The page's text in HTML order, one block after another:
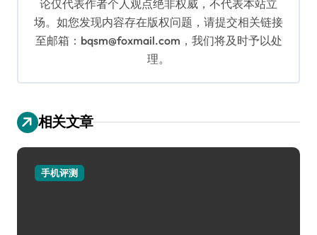
论仅代表作者个人观点绝非权威，不代表本站立
场。如您发现内容存在版权问题，请提交相关链接
至邮箱：bqsm@foxmail.com，我们将及时予以处
理。
相关文章
手机评测